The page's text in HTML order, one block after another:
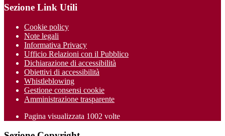
Sezione Link Utili
Cookie policy
Note legali
Informativa Privacy
Ufficio Relazioni con il Pubblico
Dichiarazione di accessibilità
Obiettivi di accessibilità
Whistleblowing
Gestione consensi cookie
Amministrazione trasparente
Pagina visualizzata 1002 volte